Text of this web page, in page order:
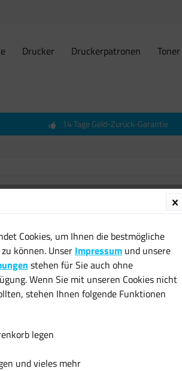
Drucker Druckerpatronen Toner
14 Tage Geld-Zurück-Garantie
grüne
Cookies, um Ihnen die bestmögliche
können. Unser Impressum und unsere
stehen für Sie auch ohne
Wenn Sie mit unseren Cookies nicht
stehen Ihnen folgende Funktionen
legen
und vieles mehr